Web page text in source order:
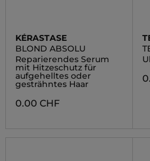
KÉRASTASE
BLOND ABSOLU
Reparierendes Serum
mit Hitzeschutz für
aufgehelltes oder
gesträhntes Haar
0.00 CHF